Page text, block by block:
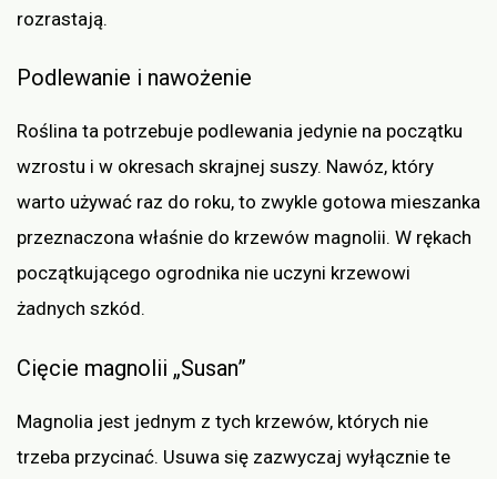
rozrastają.
Podlewanie i nawożenie
Roślina ta potrzebuje podlewania jedynie na początku
wzrostu i w okresach skrajnej suszy. Nawóz, który
warto używać raz do roku, to zwykle gotowa mieszanka
przeznaczona właśnie do krzewów magnolii. W rękach
początkującego ogrodnika nie uczyni krzewowi
żadnych szkód.
Cięcie magnolii „Susan”
Magnolia jest jednym z tych krzewów, których nie
trzeba przycinać. Usuwa się zazwyczaj wyłącznie te